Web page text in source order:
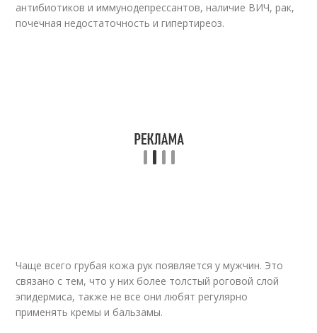
антибиотиков и иммунодепрессантов, наличие ВИЧ, рак,
почечная недостаточность и гипертиреоз.
Чаще всего грубая кожа рук появляется у мужчин. Это
связано с тем, что у них более толстый роговой слой
эпидермиса, также не все они любят регулярно
применять кремы и бальзамы.